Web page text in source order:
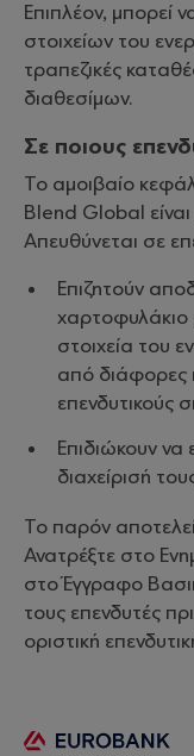
Επιπλέον, μπορεί
στοιχείων του
τραπεζικές
διαθεσίμων.
Σε ποιους
Το αμοιβαίο
Blend Global είναι
Απευθύνεται σε
Επιζητούν
χαρτοφυλάκιο
στοιχεία του
από διάφορες
επενδυτικούς
Επιδιώκουν
διαχείρισή
Το παρόν
Ανατρέξτε στο
στο Έγγραφο
τους επενδυτές
οριστική